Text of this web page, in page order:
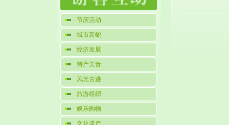
节庆活动
城市新貌
经济发展
特产美食
风光古迹
旅游组织
娱乐购物
文化遗产